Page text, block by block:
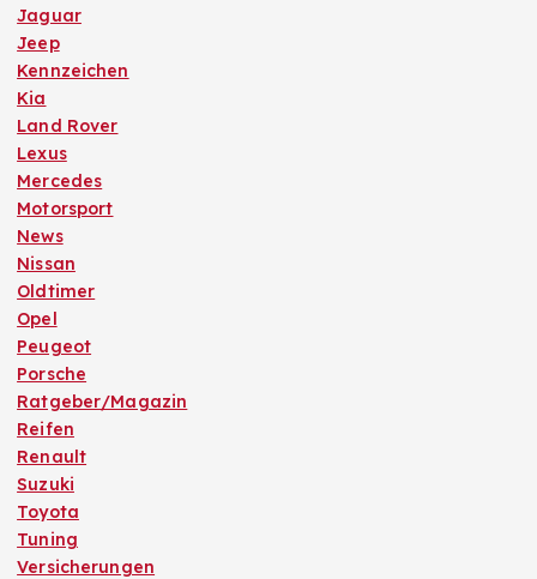
Jaguar
Jeep
Kennzeichen
Kia
Land Rover
Lexus
Mercedes
Motorsport
News
Nissan
Oldtimer
Opel
Peugeot
Porsche
Ratgeber/Magazin
Reifen
Renault
Suzuki
Toyota
Tuning
Versicherungen